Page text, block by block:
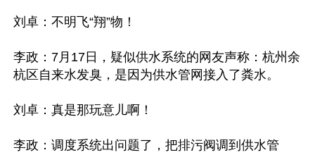
刘卓：不明飞“翔”物！
李政：7月17日，疑似供水系统的网友声称：杭州余
杭区自来水发臭，是因为供水管网接入了粪水。
刘卓：真是那玩意儿啊！
李政：调度系统出问题了，把排污阀调到供水管